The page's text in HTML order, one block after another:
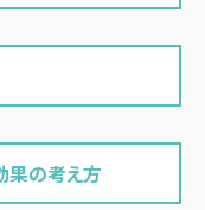
果の考え方